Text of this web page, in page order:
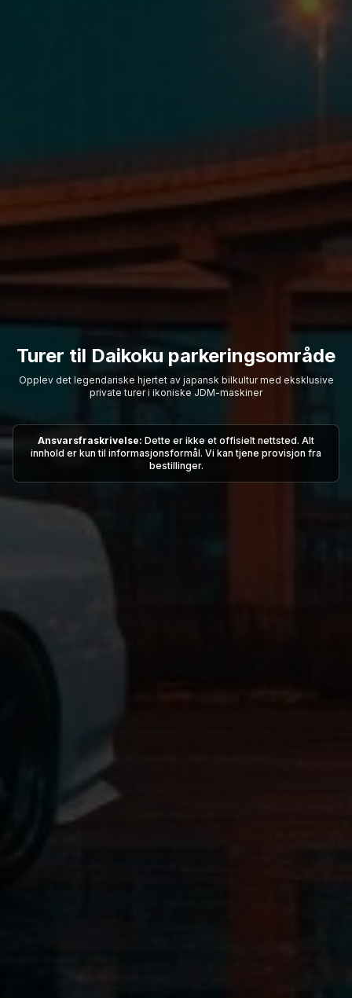
Turer til Daikoku parkeringsområde
Opplev det legendariske hjertet av japansk bilkultur med eksklusive
private turer i ikoniske JDM-maskiner
Ansvarsfraskrivelse: Dette er ikke et offisielt nettsted. Alt
innhold er kun til informasjonsformål. Vi kan tjene provisjon fra
bestillinger.